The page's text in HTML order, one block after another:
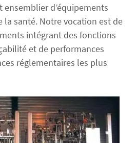
d’équipements
la santé. Notre vocation est de
intégrant des fonctions
et de performances
réglementaires les plus